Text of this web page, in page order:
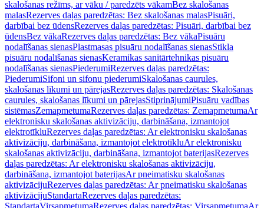
skalošanas režīms, ar vāku / paredzēts vākamBez skalošanas
malasRezerves daļas paredzētas: Bez skalošanas malasPisuāri,
darbībai bez ūdensRezerves daļas paredzētas: Pisuāri, darbībai bez
ūdensBez vākaRezerves daļas paredzētas: Bez vākaPisuāru
nodalīšanas sienasPlastmasas pisuāru nodalīšanas sienasStikla
pisuāru nodalīšanas sienasKeramikas sanitārtehnikas pisuāru
nodalīšanas sienasPiederumiRezerves daļas paredzētas:
PiederumiSifoni un sifonu piederumiSkalošanas caurules,
skalošanas līkumi un pārejasRezerves daļas paredzētas: Skalošanas
caurules, skalošanas līkumi un pārejasStiprinājumiPisuāru vadības
sistēmasZemapmetumaRezerves daļas paredzētas: ZemapmetumaAr
elektronisku skalošanas aktivizāciju, darbināšana, izmantojot
elektrotīkluRezerves daļas paredzētas: Ar elektronisku skalošanas
aktivizāciju, darbināšana, izmantojot elektrotīkluAr elektronisku
skalošanas aktivizāciju, darbināšana, izmantojot baterijasRezerves
daļas paredzētas: Ar elektronisku skalošanas aktivizāciju,
darbināšana, izmantojot baterijasAr pneimatisku skalošanas
aktivizācijuRezerves daļas paredzētas: Ar pneimatisku skalošanas
aktivizācijuStandartaRezerves daļas paredzētas:
StandartaVirsapmetumaRezerves daļas paredzētas: VirsapmetumaAr